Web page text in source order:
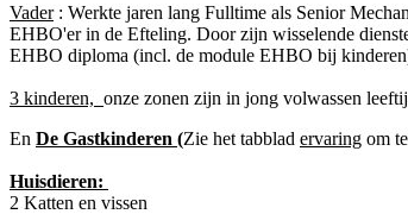
Vader: Werkte jaren lang Fulltime als Senior
EHBO'er in de Efteling. Door zijn wisselende
EHBO diploma (incl. de module EHBO bij
3 kinderen, onze zonen zijn in jong volwassen
En De Gastkinderen (Zie het tabblad ervaring om
Huisdieren:
2 Katten en vissen